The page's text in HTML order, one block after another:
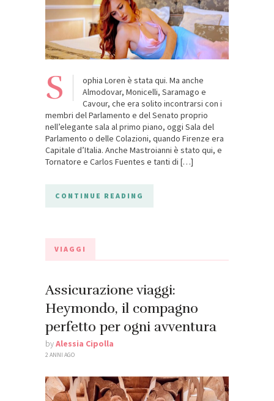
S
ophia Loren è stata qui. Ma anche
Almodovar, Monicelli, Saramago e
Cavour, che era solito incontrarsi con i
membri del Parlamento e del Senato proprio
nell’elegante sala al primo piano, oggi Sala del
Parlamento o delle Colazioni, quando Firenze era
Capitale d’Italia. Anche Mastroianni è stato qui, e
Tornatore e Carlos Fuentes e tanti di […]
CONTINUE READING
VIAGGI
Assicurazione viaggi:
Heymondo, il compagno
perfetto per ogni avventura
byAlessia Cipolla
2 ANNI AGO